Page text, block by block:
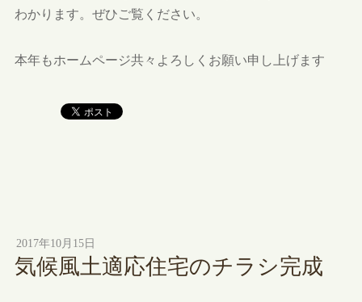
わかります。ぜひご覧ください。
本年もホームページ共々よろしくお願い申し上げます
2017年10月15日
気候風土適応住宅のチラシ完成